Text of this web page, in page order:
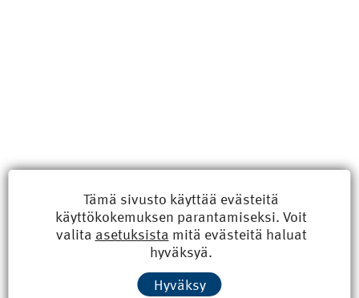
Kyberisku kiinteistötietoihin haittaisi energiarakentamista
8.6.2026 15:21
Tämä sivusto käyttää evästeitä
käyttökokemuksen parantamiseksi. Voit
valita asetuksista mitä evästeitä haluat
hyväksyä.
Hyväksy